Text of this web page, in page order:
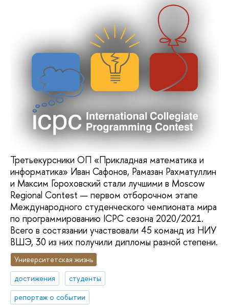
Третьекурсники ОП «Прикладная математика и
информатика» Иван Сафонов, Рамазан Рахматуллин
и Максим Гороховский стали лучшими в Moscow
Regional Contest — первом отборочном этапе
Международного студенческого чемпионата мира
по программированию ICPC сезона 2020/2021.
Всего в состязании участвовали 45 команд из НИУ
ВШЭ, 30 из них получили дипломы разной степени.
Университетская жизнь
достижения
студенты
репортаж о событии